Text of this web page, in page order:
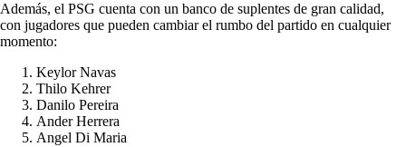
Además, el PSG cuenta con un banco de suplentes de gran calidad,
con jugadores que pueden cambiar el rumbo del partido en cualquier
momento:
Keylor Navas
Thilo Kehrer
Danilo Pereira
Ander Herrera
Angel Di Maria